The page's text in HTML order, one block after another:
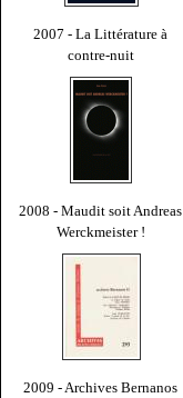
2007 - La Littérature à
contre-nuit
2008 - Maudit soit Andreas
Werckmeister !
2009 - Archives Bernanos